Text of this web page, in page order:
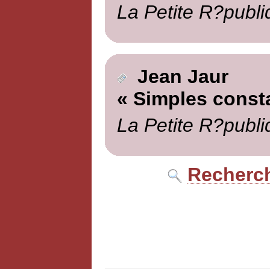
La Petite
Jean Jaur
« Simples
La Petite